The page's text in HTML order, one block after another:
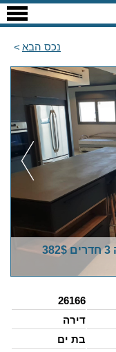
נכס הבא
בת ים דירה להשכרה לתקופה קצרה 3 חדרים 382$
26166
דירה
בת ים